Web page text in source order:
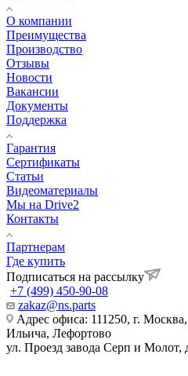
О компании
Преимущества
Производство
Отзывы
Новости
Вакансии
Документы
Поддержка
Гарантия
Сертификаты
Статьи
Видеоматериалы
Мы на Drive2
Контакты
Партнерам
Где купить
Подписаться на рассылку
+7 (499) 450-90-08
zakaz@ns.parts
Адрес офиса: 111250, г.
Ильича, Лефортово
ул. Проезд завода Серп и Молот,